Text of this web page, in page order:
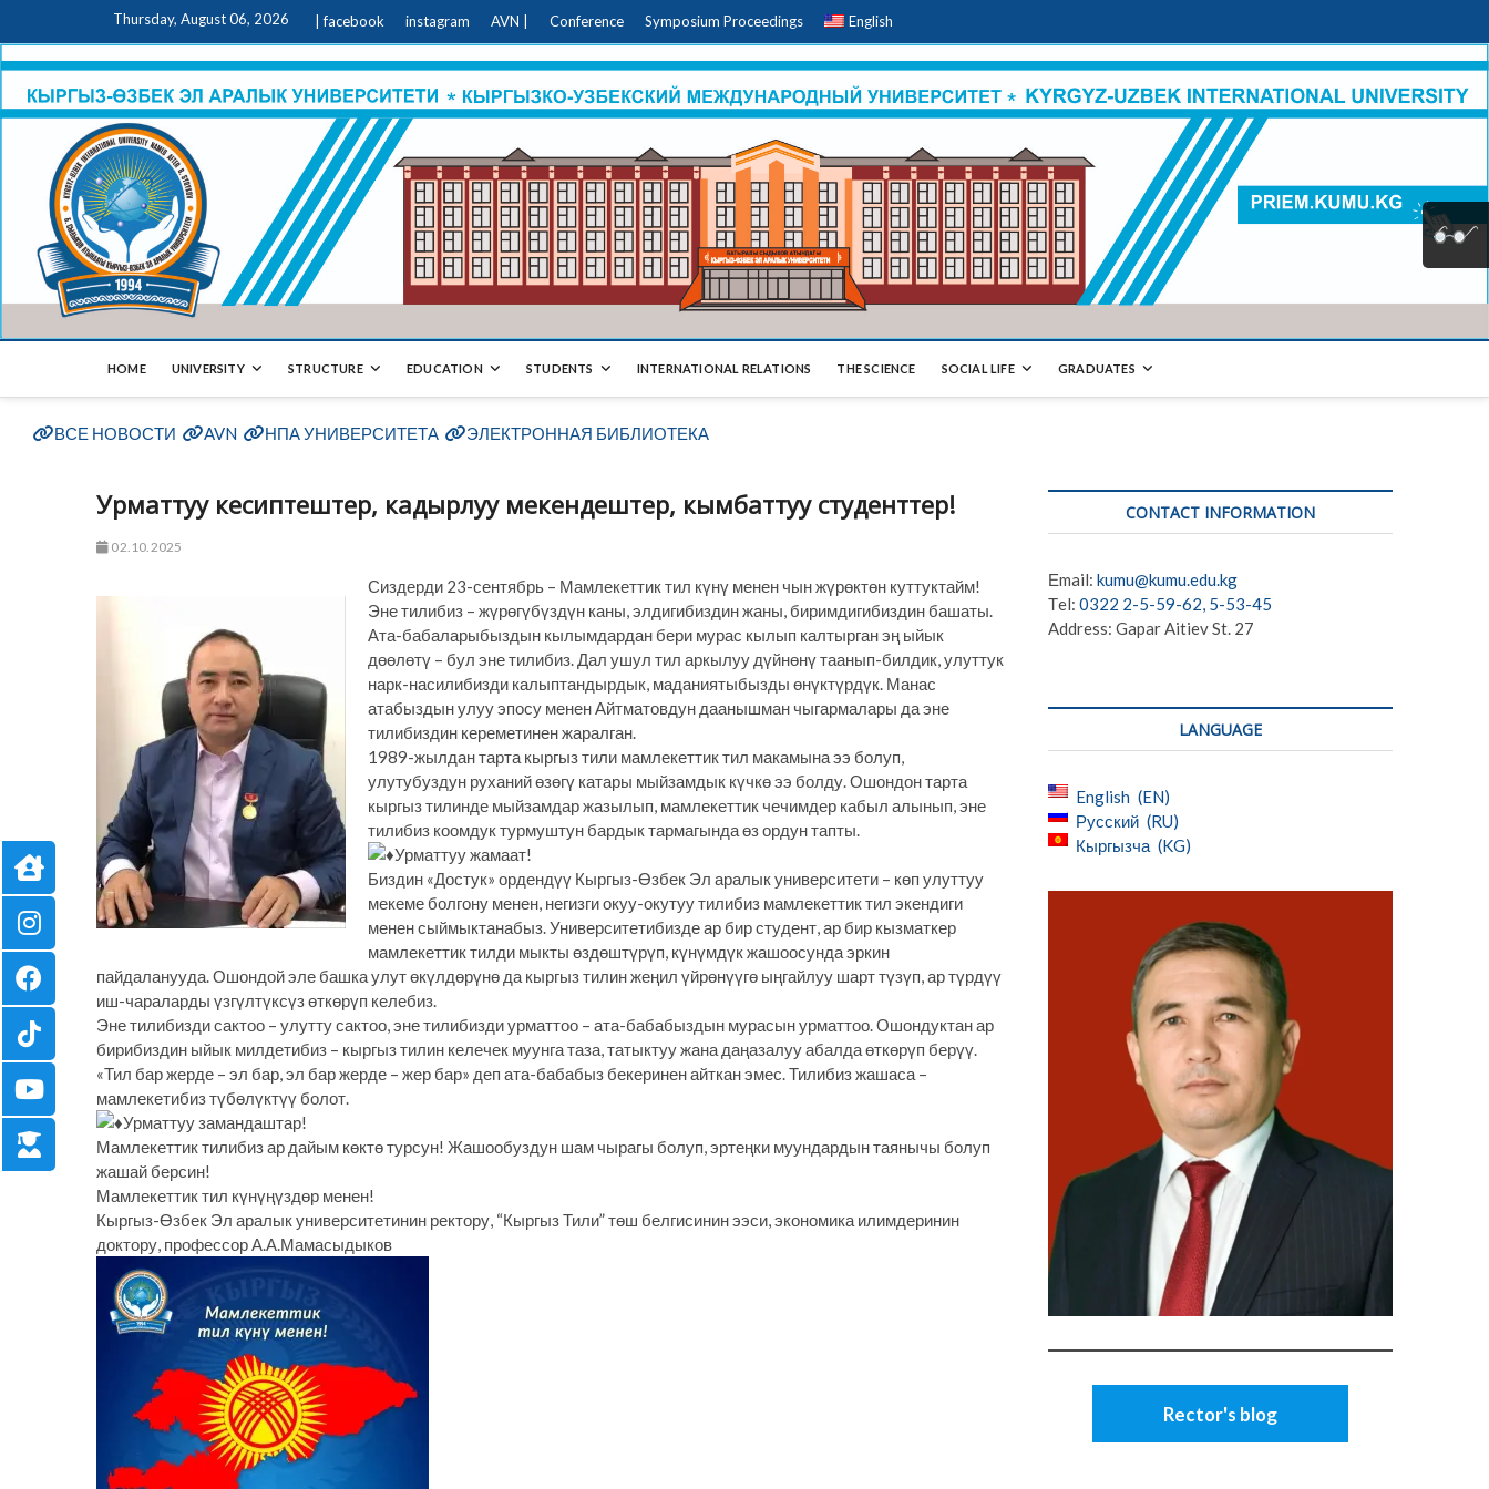
Thursday, August 06, 2026 | facebook instagram AVN | Conference Symposium Proceedings English
HOME UNIVERSITY STRUCTURE EDUCATION STUDENTS INTERNATIONAL RELATIONS THE SCIENCE SOCIAL LIFE GRADUATES
ВСЕ НОВОСТИ AVN НПА УНИВЕРСИТЕТА ЭЛЕКТРОННАЯ БИБЛИОТЕКА
Урматтуу кесиптештер, кадырлуу мекендештер, кымбаттуу студенттер!
02.10.2025
Сиздерди 23-сентябрь – Мамлекеттик тил күнү менен чын жүрөктөн куттуктайм!
Эне тилибиз – жүрөгүбүздүн каны, элдигибиздин жаны, биримдигибиздин башаты.
Ата-бабаларыбыздын кылымдардан бери мурас кылып калтырган эң ыйык
дөөлөтү – бул эне тилибиз. Дал ушул тил аркылуу дүйнөнү таанып-билдик, улуттук
нарк-насилибизди калыптандырдык, маданиятыбызды өнүктүрдүк. Манас
атабыздын улуу эпосу менен Айтматовдун даанышман чыгармалары да эне
тилибиздин кереметинен жаралган.
1989-жылдан тарта кыргыз тили мамлекеттик тил макамына ээ болуп,
улутубуздун руханий өзөгү катары мыйзамдык күчкө ээ болду. Ошондон тарта
кыргыз тилинде мыйзамдар жазылып, мамлекеттик чечимдер кабыл алынып, эне
тилибиз коомдук турмуштун бардык тармагында өз ордун тапты.
Урматтуу жамаат!
Биздин «Достук» ордендүү Кыргыз-Өзбек Эл аралык университети – көп улуттуу
мекеме болгону менен, негизги окуу-окутуу тилибиз мамлекеттик тил экендиги
менен сыймыктанабыз. Университетибизде ар бир студент, ар бир кызматкер
мамлекеттик тилди мыкты өздөштүрүп, күнүмдүк жашоосунда эркин
пайдаланууда. Ошондой эле башка улут өкүлдөрүнө да кыргыз тилин жеңил үйрөнүүгө ыңгайлуу шарт түзүп, ар түрдүү
иш-чараларды үзгүлтүксүз өткөрүп келебиз.
Эне тилибизди сактоо – улутту сактоо, эне тилибизди урматтоо – ата-бабабыздын мурасын урматтоо. Ошондуктан ар
бирибиздин ыйык милдетибиз – кыргыз тилин келечек муунга таза, татыктуу жана даңазалуу абалда өткөрүп берүү.
«Тил бар жерде – эл бар, эл бар жерде – жер бар» деп ата-бабабыз бекеринен айткан эмес. Тилибиз жашаса –
мамлекетибиз түбөлүктүү болот.
Урматтуу замандаштар!
Мамлекеттик тилибиз ар дайым көктө турсун! Жашообуздун шам чырагы болуп, эртеңки муундардын таянычы болуп
жашай берсин!
Мамлекеттик тил күнүңүздөр менен!
Кыргыз-Өзбек Эл аралык университетинин ректору, “Кыргыз Тили” төш белгисинин ээси, экономика илимдеринин
доктору, профессор А.А.Мамасыдыков
CONTACT INFORMATION
Еmail: kumu@kumu.edu.kg
Тel: 0322 2-5-59-62, 5-53-45
Address: Gapar Aitiev St. 27
LANGUAGE
English
EN
Русский
RU
Кыргызча
KG
Rector's blog